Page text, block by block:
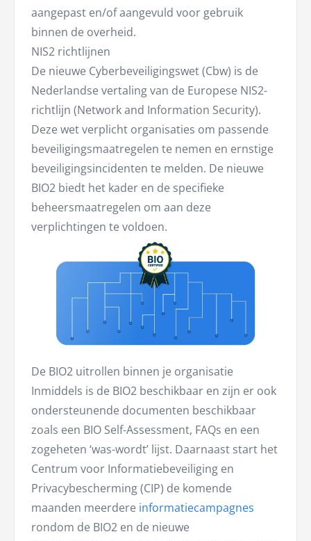
aangepast en/of aangevuld voor gebruik
binnen de overheid.
NIS2 richtlijnen
De nieuwe Cyberbeveiligingswet (Cbw) is de
Nederlandse vertaling van de Europese NIS2-
richtlijn (Network and Information Security).
Deze wet verplicht organisaties om passende
beveiligingsmaatregelen te nemen en ernstige
beveiligingsincidenten te melden. De nieuwe
BIO2 biedt het kader en de specifieke
beheersmaatregelen om aan deze
verplichtingen te voldoen.
De BIO2 uitrollen binnen je organisatie
Inmiddels is de BIO2 beschikbaar en zijn er ook
ondersteunende documenten beschikbaar
zoals een BIO Self-Assessment, FAQs en een
zogeheten ‘was-wordt’ lijst. Daarnaast start het
Centrum voor Informatiebeveiliging en
Privacybescherming (CIP) de komende
maanden meerdere informatiecampagnes
rondom de BIO2 en de nieuwe